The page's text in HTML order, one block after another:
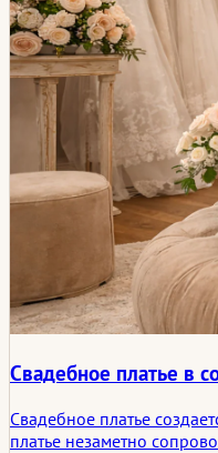
Свадебное платье в
Свадебное платье
платье незаметно